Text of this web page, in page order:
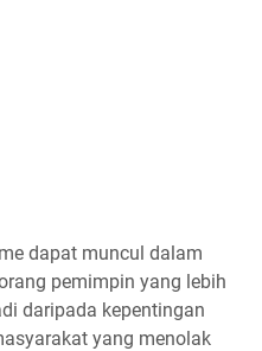
dapat muncul dalam
pemimpin yang lebih
daripada kepentingan
yang menolak